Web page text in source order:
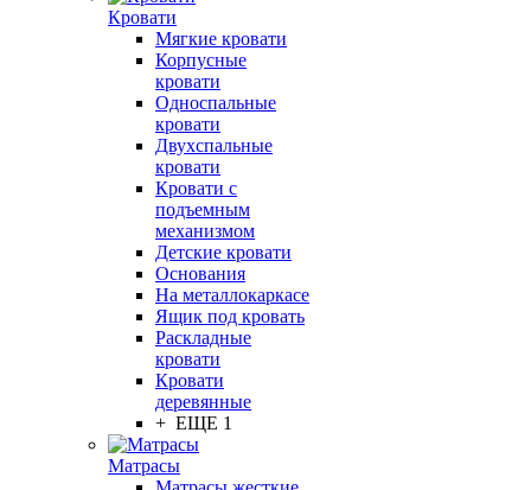
Кровати
Мягкие кровати
Корпусные
кровати
Односпальные
кровати
Двухспальные
кровати
Кровати с
подъемным
механизмом
Детские кровати
Основания
На металлокаркасе
Ящик под кровать
Раскладные
кровати
Кровати
деревянные
+ ЕЩЕ 1
Матрасы